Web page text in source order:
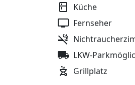
Küche
Fernseher
LKW-
Grillplatz